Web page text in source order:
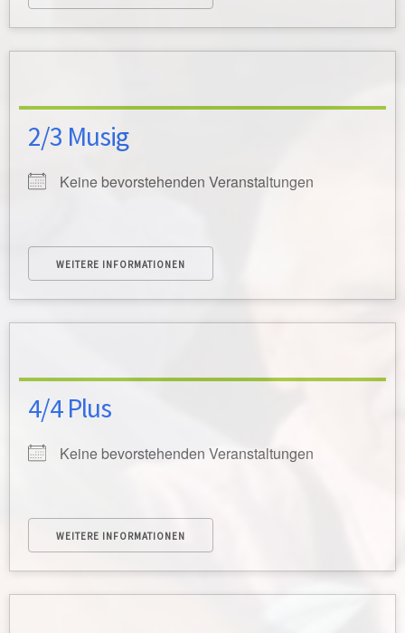
2/3 Musig
Keine bevorstehenden Veranstaltungen
WEITERE INFORMATIONEN
4/4 Plus
Keine bevorstehenden Veranstaltungen
WEITERE INFORMATIONEN